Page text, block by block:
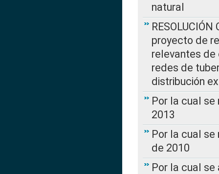
natural
proyecto de
relevantes de
redes de
distribución
Por la cual se
2013
Por la cual se
de 2010
Por la cual